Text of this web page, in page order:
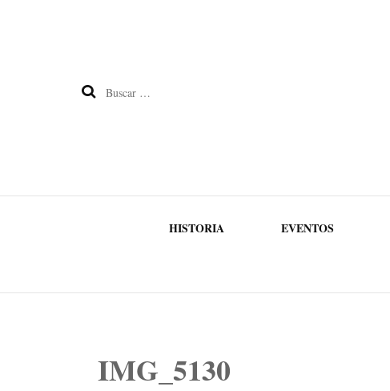
Buscar:
HISTORIA EVENTOS
IMG_5130